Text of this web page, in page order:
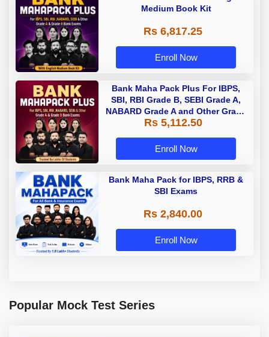
Medium Book Kit
Rs 6,817.25
Enroll Now
Bank Maha Pack Plus For IBPS,
SBI, RBI Grade B, SEBI Grade A,
NABARD Grade A and Other Grade
A & Grade B Bank Exams
Rs 5,112.50
Enroll Now
Bank Maha Pack for IBPS, RRB &
SBI Exams
Rs 2,840.00
Enroll Now
Popular Mock Test Series